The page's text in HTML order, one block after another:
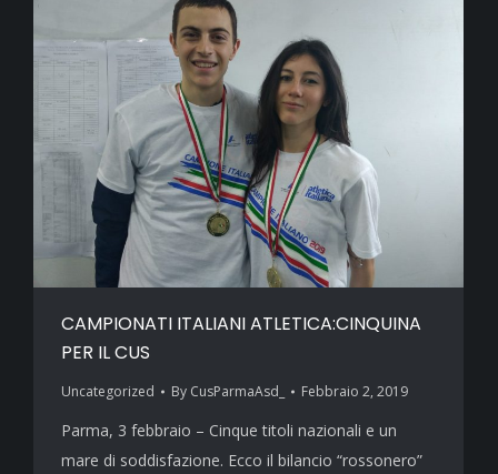
CAMPIONATI ITALIANI ATLETICA:CINQUINA
PER IL CUS
Uncategorized By CusParmaAsd_ Febbraio 2, 2019
Parma, 3 febbraio – Cinque titoli nazionali e un
mare di soddisfazione. Ecco il bilancio “rossonero”